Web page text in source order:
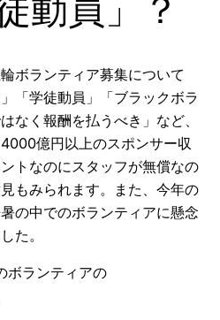
動員」？
ボランティア募集について
「学徒動員」「ブラックボラ
なく報酬を払うべき」など、
億円以上のスポンサー収
トなのにスタッフが無償なの
もみられます。また、今年の
の中でのボランティアに懸念
た。
ボランティアの